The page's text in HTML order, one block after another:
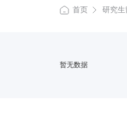
首页 研究生
暂无数据